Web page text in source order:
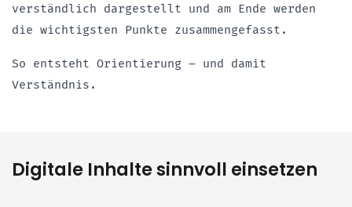
verständlich dargestellt und am Ende werden
die wichtigsten Punkte zusammengefasst.
So entsteht Orientierung – und damit
Verständnis.
Digitale Inhalte sinnvoll einsetzen